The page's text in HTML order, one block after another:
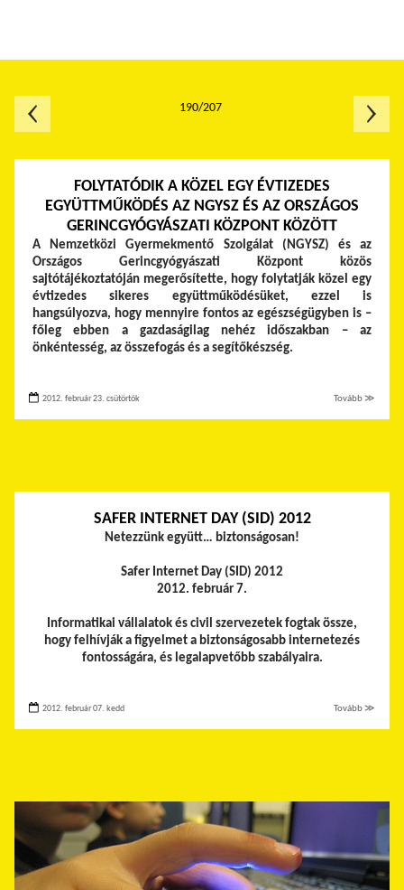
FOLYTATÓDIK A KÖZEL EGY ÉVTIZEDES
EGYÜTTMŰKÖDÉS AZ NGYSZ ÉS AZ ORSZÁGOS
GERINCGYÓGYÁSZATI KÖZPONT KÖZÖTT
A Nemzetközi Gyermekmentő Szolgálat (NGYSZ) és az
Országos Gerincgyógyászati Központ közös
sajtótájékoztatóján megerősítette, hogy folytatják közel egy
évtizedes sikeres együttműködésüket, ezzel is
hangsúlyozva, hogy mennyire fontos az egészségügyben is –
főleg ebben a gazdaságilag nehéz időszakban – az
önkéntesség, az összefogás és a segítőkészség.
2012. február 23. csütörtök Tovább ≫
SAFER INTERNET DAY (SID) 2012
Netezzünk együtt… biztonságosan!
Safer Internet Day (SID) 2012
2012. február 7.
Informatikai vállalatok és civil szervezetek fogtak össze,
hogy felhívják a figyelmet a biztonságosabb internetezés
fontosságára, és legalapvetőbb szabályaira.
2012. február 07. kedd Tovább ≫
190/207